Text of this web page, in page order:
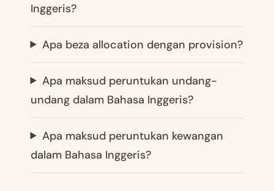
Inggeris?
Apa beza allocation dengan provision?
Apa maksud peruntukan undang-
undang dalam Bahasa Inggeris?
Apa maksud peruntukan kewangan
dalam Bahasa Inggeris?